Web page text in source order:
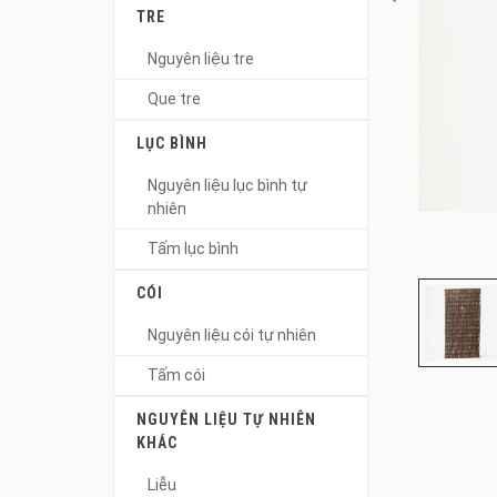
TRE
Nguyên liệu tre
Que tre
LỤC BÌNH
Nguyên liệu lục bình tự
nhiên
Tấm lục bình
CÓI
Nguyên liệu cói tự nhiên
Tấm cói
NGUYÊN LIỆU TỰ NHIÊN
KHÁC
Liễu